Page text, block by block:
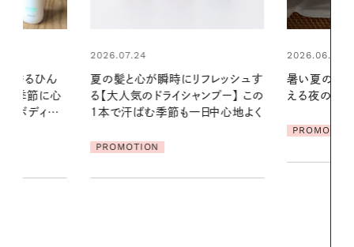
レッシュす
プー】 この
中心地よく
2026.06.01
暑い夏のナイトルーティン。私を整
える夜の爽やかご褒美ケア
2026.07.21
【高山都さん
発・ベーリングの